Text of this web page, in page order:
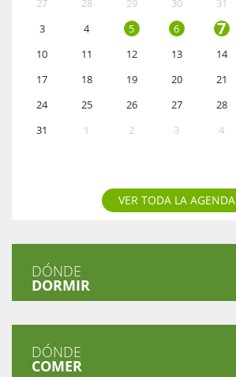
27 28 29 30 31
3
4 5 6 7
10
11 12 13 14
17
18 19 20 21
24
25 26 27 28
31
1 2 3 4
VER TODA LA AGENDA
DÓNDE
DORMIR
DÓNDE
COMER